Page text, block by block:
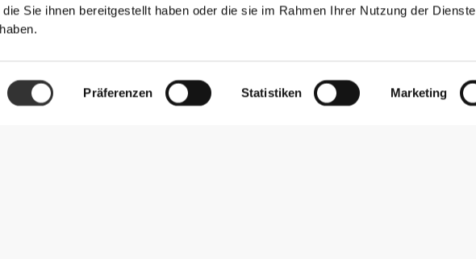
Sie ihnen bereitgestellt haben oder die sie im Rahmen Ihrer Nutzung der Dienste
Präferenzen Statistiken Marketing